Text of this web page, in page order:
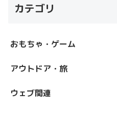
カテゴリ
おもちゃ・ゲーム
アウトドア・旅
ウェブ関連